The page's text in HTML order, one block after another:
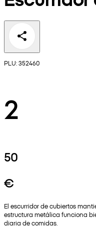
PLU: 352460
2
50
€
El escurridor de cubiertos
estructura metálica funciona
diaria de comidas.